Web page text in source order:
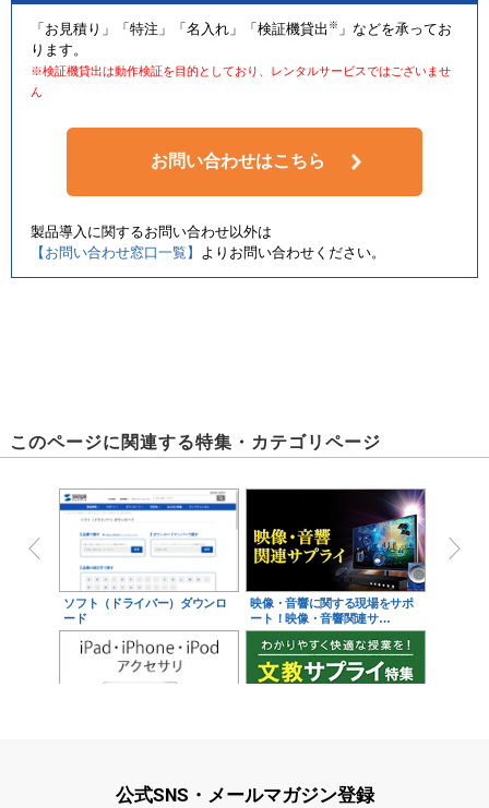
「お見積り」「特注」「名入れ」「検証機貸出 ※ 」などを承ってお
ります。
※検証機貸出は動作検証を目的としており、レンタルサービスではございませ
ん
お問い合わせはこちら
製品導入に関するお問い合わせ以外は
【お問い合わせ窓口一覧】 よりお問い合わせください。
このページに関連する特集・カテゴリページ
ソフト（ドライバー）ダウンロ
ード
映像・音響に関する現場をサポ
ート！映像・音響関連サ…
公式SNS・メールマガジン登録